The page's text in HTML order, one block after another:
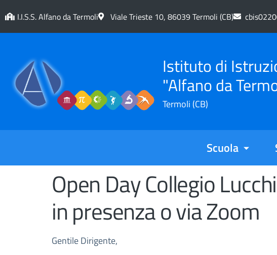
I.I.S.S. Alfano da Termoli Viale Trieste 10, 86039 Termoli (CB)
Istituto di
"Alfano da
Termoli (CB)
Scuola
Open Day Collegio
in presenza o via Zoom
Gentile Dirigente,